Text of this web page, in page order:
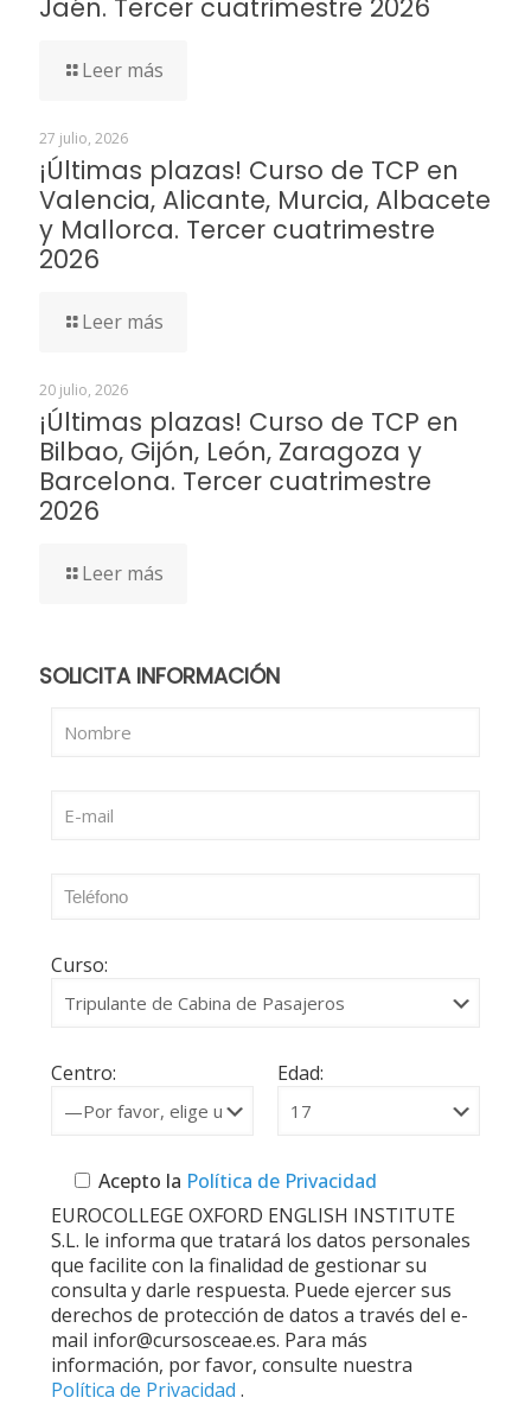
Jaén. Tercer cuatrimestre 2026
Leer más
27 julio, 2026
¡Últimas plazas! Curso de TCP en
Valencia, Alicante, Murcia, Albacete
y Mallorca. Tercer cuatrimestre
2026
Leer más
20 julio, 2026
¡Últimas plazas! Curso de TCP en
Bilbao, Gijón, León, Zaragoza y
Barcelona. Tercer cuatrimestre
2026
Leer más
SOLICITA INFORMACIÓN
Curso:
Centro: Edad:
Acepto la Política de Privacidad
EUROCOLLEGE OXFORD ENGLISH INSTITUTE
S.L. le informa que tratará los datos personales
que facilite con la finalidad de gestionar su
consulta y darle respuesta. Puede ejercer sus
derechos de protección de datos a través del e-
mail infor@cursosceae.es. Para más
información, por favor, consulte nuestra
Política de Privacidad .